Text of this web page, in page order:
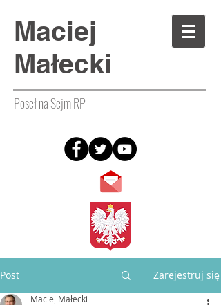
Maciej
Małecki
Poseł na Sejm RP
Post Zarejestruj się
Maciej Małecki